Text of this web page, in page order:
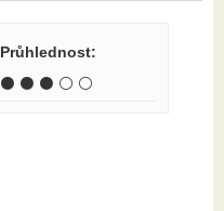
Průhlednost:
⚫ ⚫ ⚫ ⚪ ⚪